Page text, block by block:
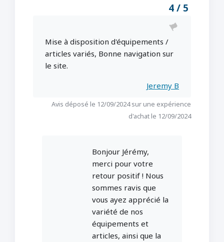
4 / 5
Mise à disposition d'équipements /
articles variés, Bonne navigation sur
le site.
Jeremy B
Avis déposé le 12/09/2024 sur une expérience
d'achat le 12/09/2024
Bonjour Jérémy,
merci pour votre
retour positif ! Nous
sommes ravis que
vous ayez apprécié la
variété de nos
équipements et
articles, ainsi que la